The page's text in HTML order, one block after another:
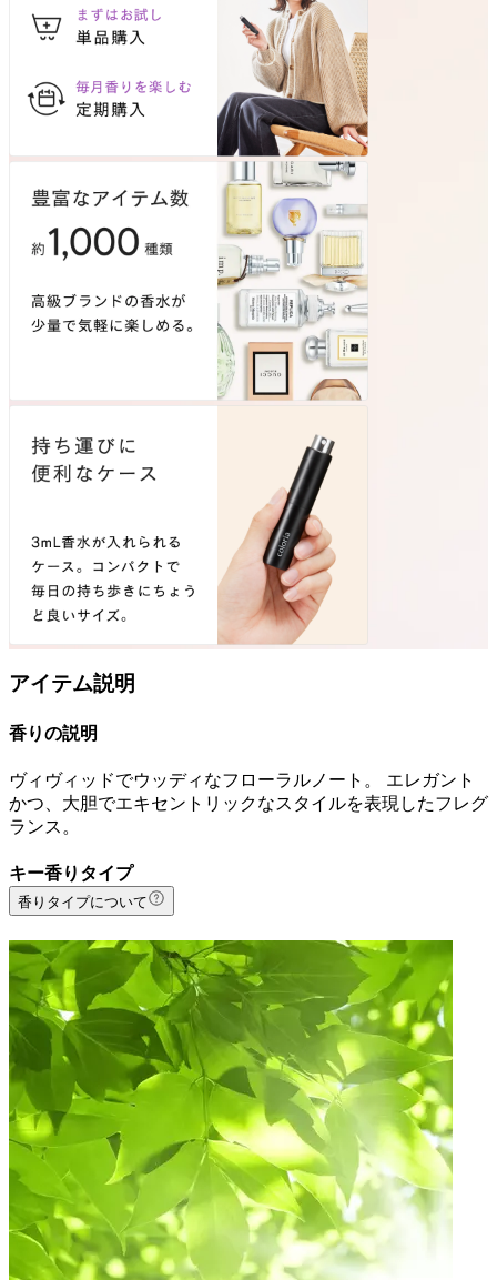
アイテム説明
香りの説明
ヴィヴィッドでウッディなフローラルノート。 エレガント
かつ、大胆でエキセントリックなスタイルを表現したフレグ
ランス。
キー香りタイプ
香りタイプについて